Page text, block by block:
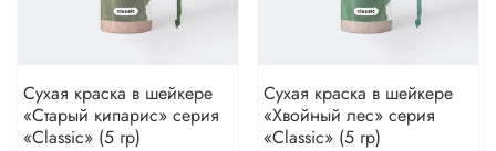
Сухая краска в шейкере
«Старый кипарис» серия
«Classic» (5 гр)
Сухая краска в шейкере
«Хвойный лес» серия
«Classic» (5 гр)